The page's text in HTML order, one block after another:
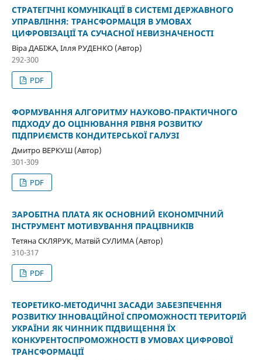
СТРАТЕГІЧНІ КОМУНІКАЦІЇ В СИСТЕМІ ДЕРЖАВНОГО
УПРАВЛІННЯ: ТРАНСФОРМАЦІЯ В УМОВАХ
ЦИФРОВІЗАЦІЇ ТА СУЧАСНОЇ НЕВИЗНАЧЕНОСТІ
Віра ДАБІЖА, Ілля РУДЕНКО (Автор)
292-300
PDF
ФОРМУВАННЯ АЛГОРИТМУ НАУКОВО-ПРАКТИЧНОГО
ПІДХОДУ ДО ОЦІНЮВАННЯ РІВНЯ РОЗВИТКУ
ПІДПРИЄМСТВ КОНДИТЕРСЬКОЇ ГАЛУЗІ
Дмитро ВЕРКУШ (Автор)
301-309
PDF
ЗАРОБІТНА ПЛАТА ЯК ОСНОВНИЙ ЕКОНОМІЧНИЙ
ІНСТРУМЕНТ МОТИВУВАННЯ ПРАЦІВНИКІВ
Тетяна СКЛЯРУК, Матвій СУЛИМА (Автор)
310-317
PDF
ТЕОРЕТИКО-МЕТОДИЧНІ ЗАСАДИ ЗАБЕЗПЕЧЕННЯ
РОЗВИТКУ ІННОВАЦІЙНОЇ СПРОМОЖНОСТІ ТЕРИТОРІЙ
УКРАЇНИ ЯК ЧИННИК ПІДВИЩЕННЯ ЇХ
КОНКУРЕНТОСПРОМОЖНОСТІ В УМОВАХ ЦИФРОВОЇ
ТРАНСФОРМАЦІЇ